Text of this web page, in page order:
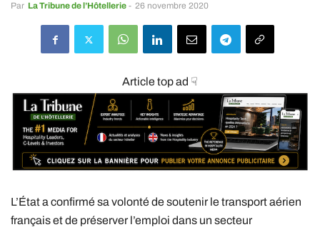
Par La Tribune de l’Hôtellerie - 26 novembre 2020
Article top ad ☟
L’État a confirmé sa volonté de soutenir le transport aérien
français et de préserver l’emploi dans un secteur